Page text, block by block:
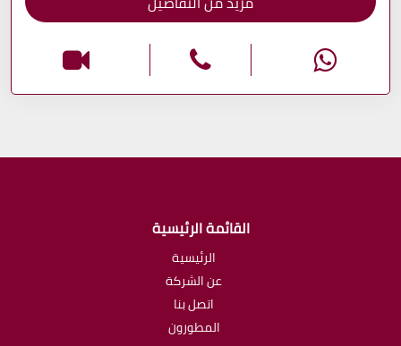
القائمة الرئيسية
الرئيسية
عن الشركة
اتصل بنا
المطورون